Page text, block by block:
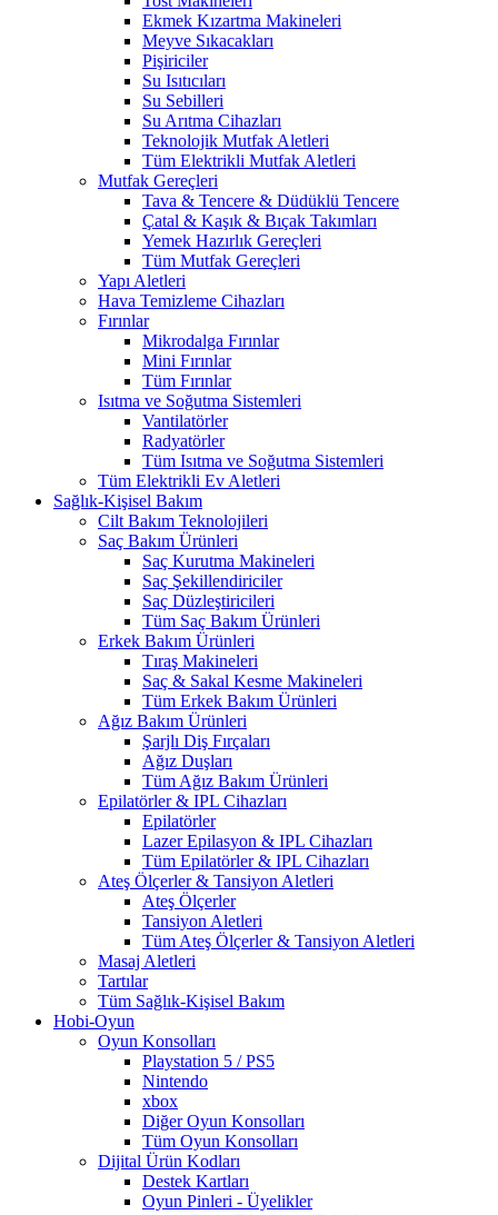
Ekmek Kızartma Makineleri
Meyve Sıkacakları
Pişiriciler
Su Isıtıcıları
Su Sebilleri
Su Arıtma Cihazları
Teknolojik Mutfak Aletleri
Tüm Elektrikli Mutfak Aletleri
Mutfak Gereçleri
Tava & Tencere & Düdüklü Tencere
Çatal & Kaşık & Bıçak Takımları
Yemek Hazırlık Gereçleri
Tüm Mutfak Gereçleri
Yapı Aletleri
Hava Temizleme Cihazları
Fırınlar
Mikrodalga Fırınlar
Mini Fırınlar
Tüm Fırınlar
Isıtma ve Soğutma Sistemleri
Vantilatörler
Radyatörler
Tüm Isıtma ve Soğutma Sistemleri
Tüm Elektrikli Ev Aletleri
Sağlık-Kişisel Bakım
Cilt Bakım Teknolojileri
Saç Bakım Ürünleri
Saç Kurutma Makineleri
Saç Şekillendiriciler
Saç Düzleştiricileri
Tüm Saç Bakım Ürünleri
Erkek Bakım Ürünleri
Tıraş Makineleri
Saç & Sakal Kesme Makineleri
Tüm Erkek Bakım Ürünleri
Ağız Bakım Ürünleri
Şarjlı Diş Fırçaları
Ağız Duşları
Tüm Ağız Bakım Ürünleri
Epilatörler & IPL Cihazları
Epilatörler
Lazer Epilasyon & IPL Cihazları
Tüm Epilatörler & IPL Cihazları
Ateş Ölçerler & Tansiyon Aletleri
Ateş Ölçerler
Tansiyon Aletleri
Tüm Ateş Ölçerler & Tansiyon Aletleri
Masaj Aletleri
Tartılar
Tüm Sağlık-Kişisel Bakım
Hobi-Oyun
Oyun Konsolları
Playstation 5 / PS5
Nintendo
xbox
Diğer Oyun Konsolları
Tüm Oyun Konsolları
Dijital Ürün Kodları
Destek Kartları
Oyun Pinleri - Üyelikler